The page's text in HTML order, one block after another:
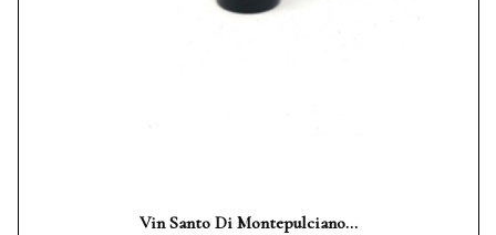
Vin Santo Di Montepulciano...